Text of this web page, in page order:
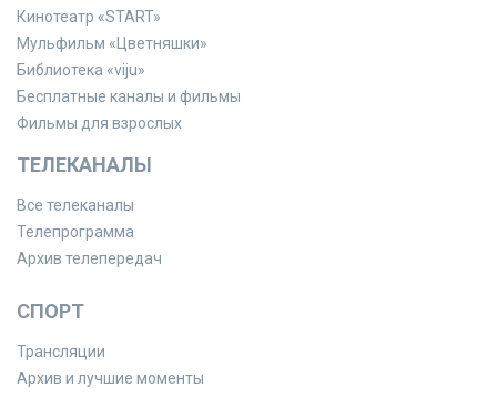
Кинотеатр «START»
Мульфильм «Цветняшки»
Библиотека «viju»
Бесплатные каналы и фильмы
Фильмы для взрослых
ТЕЛЕКАНАЛЫ
Все телеканалы
Телепрограмма
Архив телепередач
СПОРТ
Трансляции
Архив и лучшие моменты